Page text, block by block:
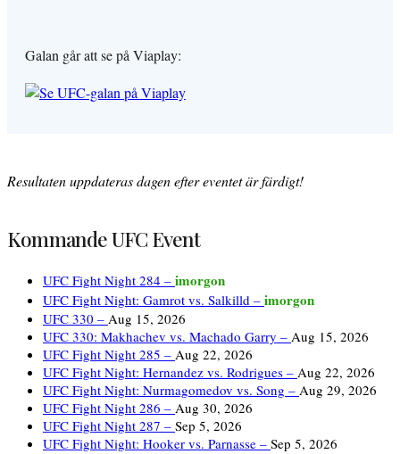
Galan går att se på Viaplay:
Resultaten uppdateras dagen efter eventet är färdigt!
Kommande UFC Event
UFC Fight Night 284 – imorgon
UFC Fight Night: Gamrot vs. Salkilld – imorgon
UFC 330 – Aug 15, 2026
UFC 330: Makhachev vs. Machado Garry – Aug 15, 2026
UFC Fight Night 285 – Aug 22, 2026
UFC Fight Night: Hernandez vs. Rodrigues – Aug 22, 2026
UFC Fight Night: Nurmagomedov vs. Song – Aug 29, 2026
UFC Fight Night 286 – Aug 30, 2026
UFC Fight Night 287 – Sep 5, 2026
UFC Fight Night: Hooker vs. Parnasse – Sep 5, 2026